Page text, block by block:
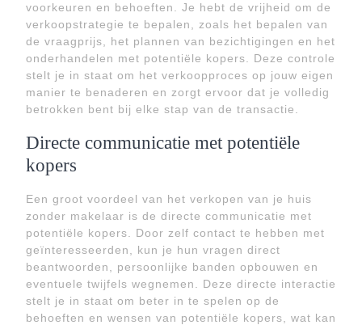
voorkeuren en behoeften. Je hebt de vrijheid om de
verkoopstrategie te bepalen, zoals het bepalen van
de vraagprijs, het plannen van bezichtigingen en het
onderhandelen met potentiële kopers. Deze controle
stelt je in staat om het verkoopproces op jouw eigen
manier te benaderen en zorgt ervoor dat je volledig
betrokken bent bij elke stap van de transactie.
Directe communicatie met potentiële
kopers
Een groot voordeel van het verkopen van je huis
zonder makelaar is de directe communicatie met
potentiële kopers. Door zelf contact te hebben met
geïnteresseerden, kun je hun vragen direct
beantwoorden, persoonlijke banden opbouwen en
eventuele twijfels wegnemen. Deze directe interactie
stelt je in staat om beter in te spelen op de
behoeften en wensen van potentiële kopers, wat kan